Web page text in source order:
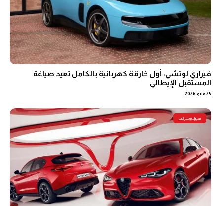
فيراري لوتشي: أول خارقة كهربائية بالكامل تعيد صياغة
المستقبل الإيطالي
25 مايو 2026
سيارات ومحركات